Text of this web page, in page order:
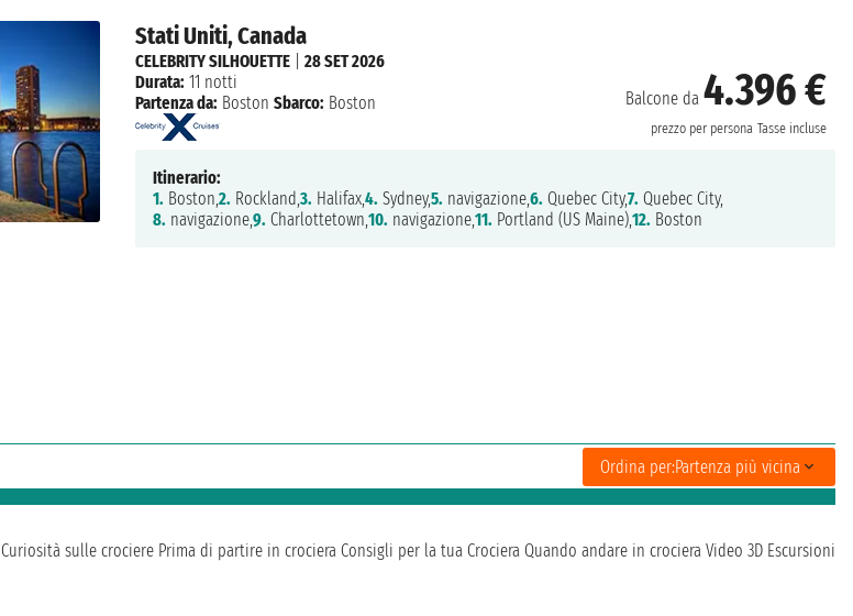
Stati Uniti, Canada
Balcone da 4.396 €
prezzo per persona Tasse incluse
CELEBRITY SILHOUETTE| 28 SET 2026
Durata: 11 notti
Partenza da: Boston Sbarco: Boston
Itinerario:
1. Boston,2. Rockland,3. Halifax,4. Sydney,5. navigazione,6. Quebec City,7. Quebec City,
8. navigazione,9. Charlottetown,10. navigazione,11. Portland (US Maine),12. Boston
Ordina per:Partenza più vicina
Curiosità sulle crociere Prima di partire in crociera Consigli per la tua Crociera Quando andare in crociera Video 3D Escursioni